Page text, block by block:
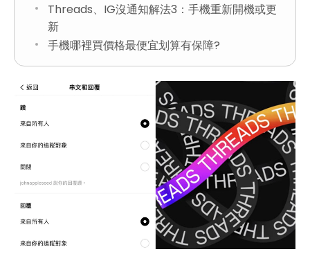
Threads、IG沒通知解法3：手機重新開機或更
新
手機哪裡買價格最便宜划算有保障?